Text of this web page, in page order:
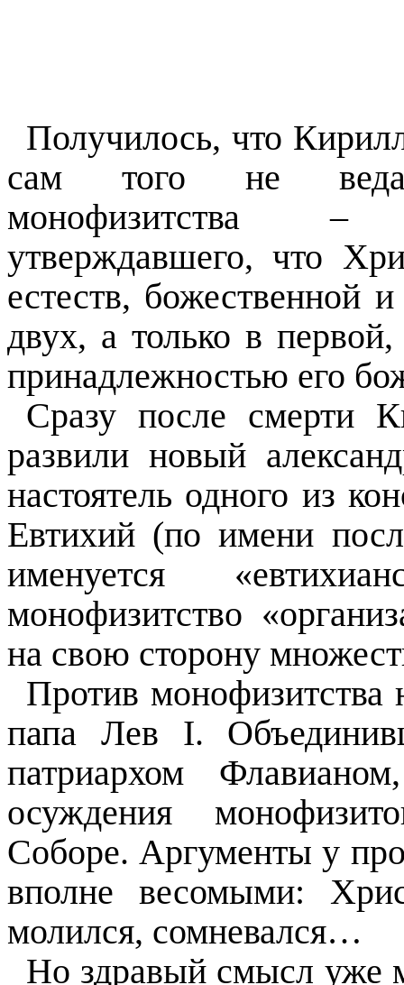
Получилось, что
сам того не
монофизитства –
утверждавшего, что
естеств, божественной
двух, а только в
принадлежностью его
Сразу после смерти
развили новый
настоятель одного из
Евтихий (по имени
именуется
монофизитство
на свою сторону
Против монофизитства
папа Лев I.
патриархом
осуждения
Соборе. Аргументы у
вполне весомыми:
молился, сомневался…
Но здравый смысл уже